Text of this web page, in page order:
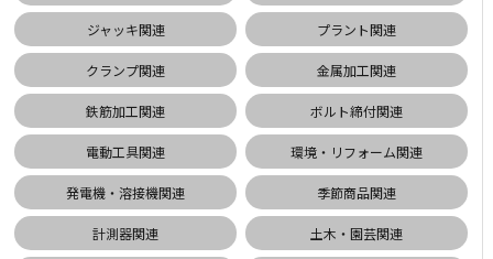
ジャッキ関連 プラント関連
クランプ関連 金属加工関連
鉄筋加工関連 ボルト締付関連
電動工具関連 環境・リフォーム関連
発電機・溶接機関連 季節商品関連
計測器関連 土木・園芸関連